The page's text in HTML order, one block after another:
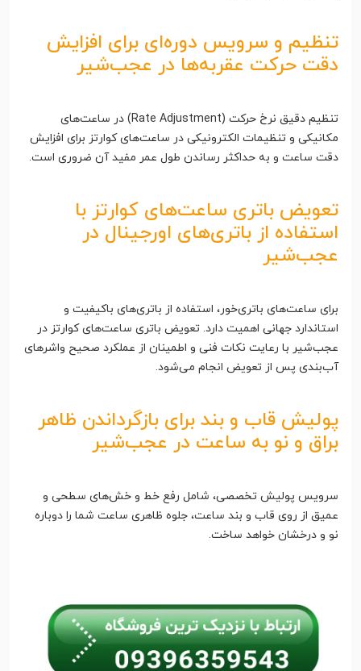
تنظیم و سرویس دوره‌ای برای افزایش
دقت حرکت عقربه‌ها در عجب‌شیر
تنظیم دقیق نرخ حرکت (Rate Adjustment) در ساعت‌های
مکانیکی و تنظیمات الکترونیکی در ساعت‌های کوارتز برای افزایش
دقت ساعت و به حداکثر رساندن طول عمر مفید آن ضروری است.
تعویض باتری ساعت‌های کوارتز با
استفاده از باتری‌های اورجینال در
عجب‌شیر
برای ساعت‌های باتری‌خور، استفاده از باتری‌های باکیفیت و
استاندارد جهانی اهمیت دارد. تعویض باتری ساعت‌های کوارتز در
عجب‌شیر با رعایت نکات فنی و اطمینان از عملکرد صحیح واشرهای
آب‌بندی پس از تعویض انجام می‌شود.
پولیش قاب و بند برای بازگرداندن ظاهر
براق و نو به ساعت در عجب‌شیر
سرویس پولیش تخصصی، شامل رفع خط و خش‌های سطحی و
عمیق از روی قاب و بند ساعت، جلوه ظاهری ساعت شما را دوباره
نو و درخشان خواهد ساخت.